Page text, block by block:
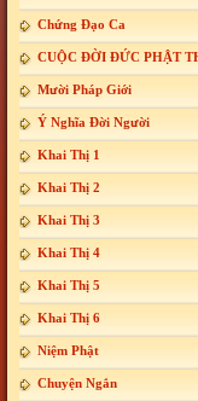
Chứng Đạo Ca
CUỘC ĐỜI ĐỨC PHẬT
Mười Pháp Giới
Ý Nghĩa Đời Người
Khai Thị 1
Khai Thị 2
Khai Thị 3
Khai Thị 4
Khai Thị 5
Khai Thị 6
Niệm Phật
Chuyện Ngắn